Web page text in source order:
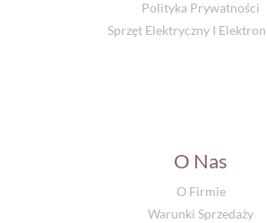
Polityka Prywatności
Sprzęt Elektryczny I
O Nas
O Firmie
Warunki Sprzedaży